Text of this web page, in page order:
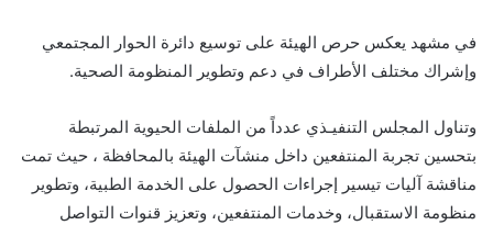
في مشهد يعكس حرص الهيئة على توسيع دائرة الحوار المجتمعي
وإشراك مختلف الأطراف في دعم وتطوير المنظومة الصحية.
وتناول المجلس التنفيـذي عدداً من الملفات الحيوية المرتبطة
بتحسين تجربة المنتفعين داخل منشآت الهيئة بالمحافظة ، حيث تمت
مناقشة آليات تيسير إجراءات الحصول على الخدمة الطبية، وتطوير
منظومة الاستقبال، وخدمات المنتفعين، وتعزيز قنوات التواصل